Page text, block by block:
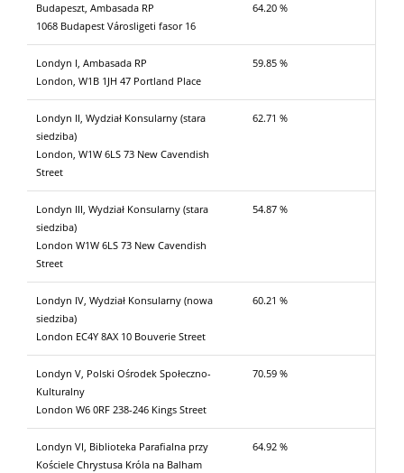
Budapeszt, Ambasada RP
1068 Budapest Városligeti fasor 16
64.20 %
Londyn I, Ambasada RP
London, W1B 1JH 47 Portland Place
59.85 %
Londyn II, Wydział Konsularny (stara
siedziba)
London, W1W 6LS 73 New Cavendish
Street
62.71 %
Londyn III, Wydział Konsularny (stara
siedziba)
London W1W 6LS 73 New Cavendish
Street
54.87 %
Londyn IV, Wydział Konsularny (nowa
siedziba)
London EC4Y 8AX 10 Bouverie Street
60.21 %
Londyn V, Polski Ośrodek Społeczno-
Kulturalny
London W6 0RF 238-246 Kings Street
70.59 %
Londyn VI, Biblioteka Parafialna przy
Kościele Chrystusa Króla na Balham
64.92 %